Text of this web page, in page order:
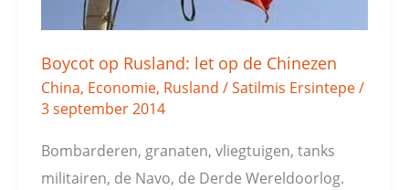
Boycot op Rusland: let op de Chinezen
China, Economie, Rusland /Satilmis Ersintepe/
3 september 2014
Bombarderen, granaten, vliegtuigen, tanks
militairen, de Navo, de Derde Wereldoorlog.